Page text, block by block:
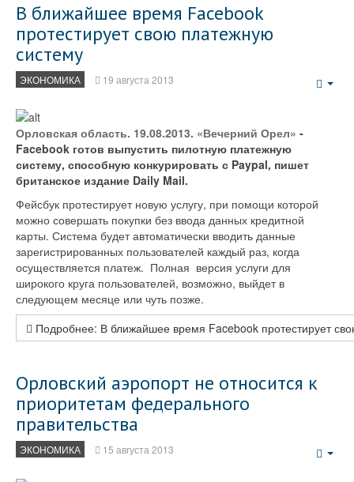
В ближайшее время Facebook
протестирует свою платежную
систему
ЭКОНОМИКА 19 августа 2013
Орловская область. 19.08.2013. «Вечерний Орел» -
Facebook готов выпустить пилотную платежную
систему, способную конкурировать с Paypal, пишет
британское издание Daily Mail.
Фейсбук протестирует новую услугу, при помощи которой
можно совершать покупки без ввода данных кредитной
карты. Система будет автоматически вводить данные
зарегистрированных пользователей каждый раз, когда
осуществляется платеж. Полная версия услуги для
широкого круга пользователей, возможно, выйдет в
следующем месяце или чуть позже.
Подробнее: В ближайшее время Facebook протестирует
Орловский аэропорт не относится к
приоритетам федерального
правительства
ЭКОНОМИКА 15 августа 2013